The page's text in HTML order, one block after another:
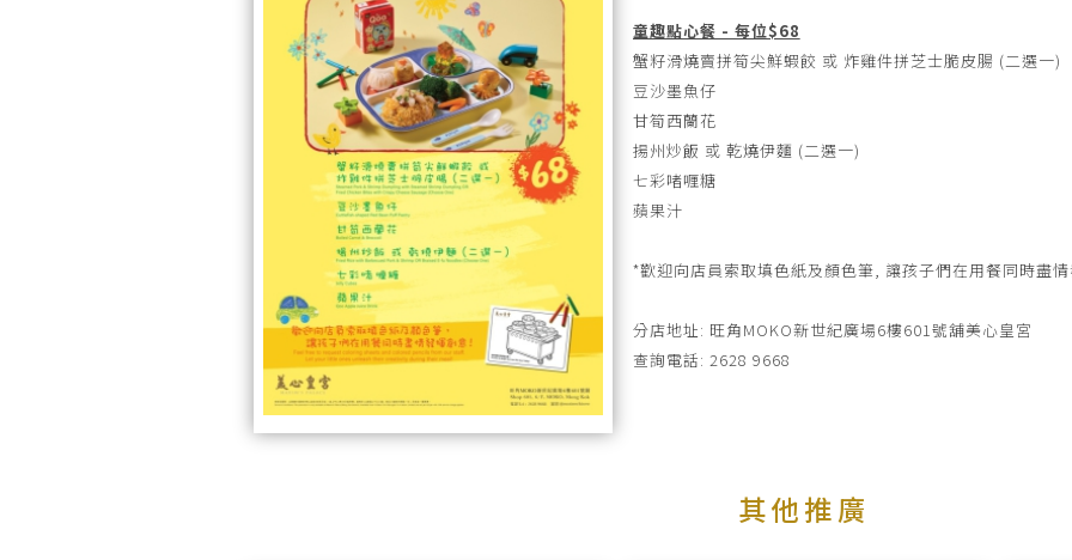
童趣點心餐 - 每位$68
蟹籽滑燒賣拼筍尖鮮蝦餃 或 炸雞件拼芝士脆皮腸 (二選一)
豆沙墨魚仔
甘筍西蘭花
揚州炒飯 或 乾燒伊麵 (二選一)
七彩啫喱糖
蘋果汁
*歡迎向店員索取填色紙及顏色筆, 讓孩子們在用餐同時盡
分店地址: 旺角MOKO新世紀廣場6樓601號舖美心皇宮
查詢電話: 2628 9668
其他推廣